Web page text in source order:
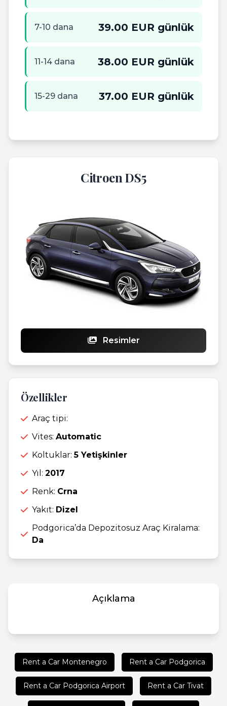
7-10 dana 39.00 EUR günlük
11-14 dana 38.00 EUR günlük
15-29 dana 37.00 EUR günlük
Citroen DS5
Resimler
Özellikler
Araç tipi:
Vites: Automatic
Koltuklar:5 Yetişkinler
Yıl: 2017
Renk: Crna
Yakıt: Dizel
Podgorica’da Depozitosuz Araç Kiralama:
Da
Açıklama
Rent a Car Montenegro Rent a Car Podgorica
Rent a Car Podgorica Airport Rent a Car Tivat